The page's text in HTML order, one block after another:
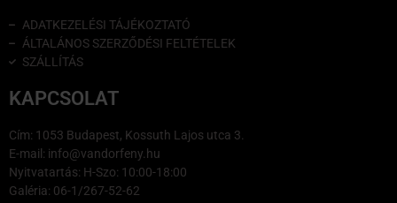
ADATKEZELÉSI TÁJÉKOZTATÓ
ÁLTALÁNOS SZERZŐDÉSI FELTÉTELEK
SZÁLLÍTÁS
KAPCSOLAT
Cím: 1053 Budapest, Kossuth Lajos utca 3.
E-mail: info@vandorfeny.hu
Nyitvatartás: H-Szo: 10:00-18:00
Galéria: 06-1/267-52-62